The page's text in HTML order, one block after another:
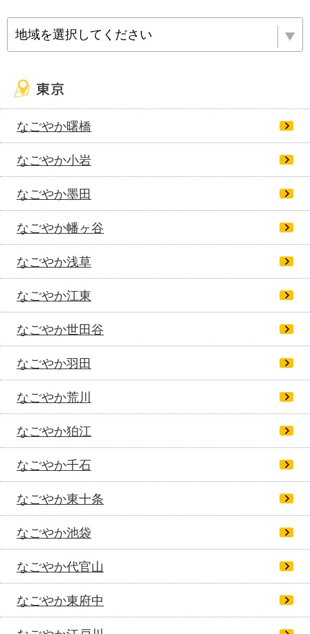
地域を選択してください
なごやか曙橋
なごやか小岩
なごやか墨田
なごやか幡ヶ谷
なごやか浅草
なごやか江東
なごやか世田谷
なごやか羽田
なごやか荒川
なごやか狛江
なごやか千石
なごやか東十条
なごやか池袋
なごやか代官山
なごやか東府中